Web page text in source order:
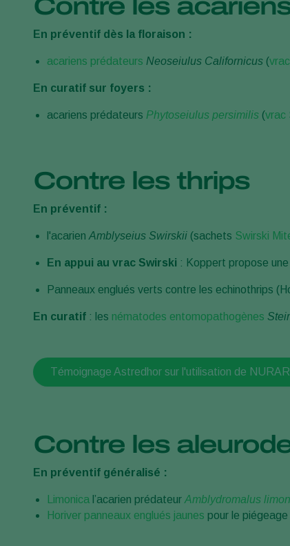
Contre les
En préventif dès la floraison :
acariens prédateurs Neoseiulus Californicus (
En curatif sur foyers :
acariens prédateurs Phytoseiulus persimilis (vrac
Contre les thrips
En préventif :
l'acarien Amblyseius Swirskii (sachets Swirski
En appui au vrac Swirski : Koppert propose
Panneaux englués verts contre les echinothrips
En curatif : les nématodes entomopathogènes
Témoignage Astredhor sur l'utilisation de
Contre les
En préventif généralisé :
Limonica l’acarien prédateur Amblydromalus
Horiver panneaux englués jaunes pour le